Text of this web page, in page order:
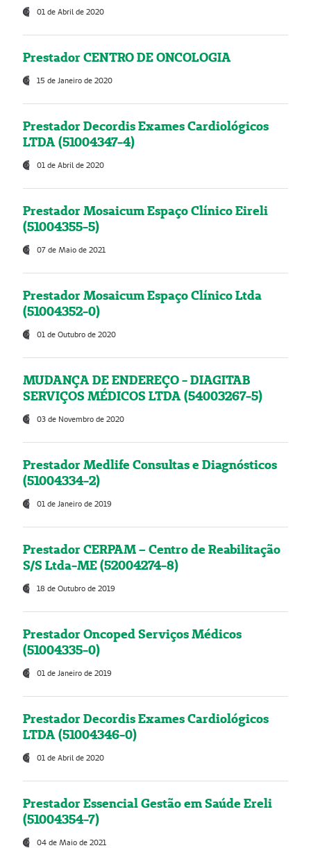
01 de Abril de 2020
Prestador CENTRO DE ONCOLOGIA
15 de Janeiro de 2020
Prestador Decordis Exames Cardiológicos
LTDA (51004347-4)
01 de Abril de 2020
Prestador Mosaicum Espaço Clínico Eireli
(51004355-5)
07 de Maio de 2021
Prestador Mosaicum Espaço Clínico Ltda
(51004352-0)
01 de Outubro de 2020
MUDANÇA DE ENDEREÇO - DIAGITAB
SERVIÇOS MÉDICOS LTDA (54003267-5)
03 de Novembro de 2020
Prestador Medlife Consultas e Diagnósticos
(51004334-2)
01 de Janeiro de 2019
Prestador CERPAM – Centro de Reabilitação
S/S Ltda-ME (52004274-8)
18 de Outubro de 2019
Prestador Oncoped Serviços Médicos
(51004335-0)
01 de Janeiro de 2019
Prestador Decordis Exames Cardiológicos
LTDA (51004346-0)
01 de Abril de 2020
Prestador Essencial Gestão em Saúde Ereli
(51004354-7)
04 de Maio de 2021